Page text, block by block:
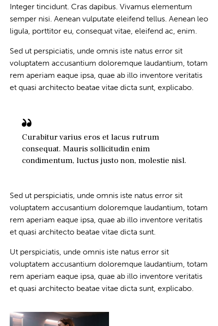
Integer tincidunt. Cras dapibus. Vivamus elementum
semper nisi. Aenean vulputate eleifend tellus. Aenean leo
ligula, porttitor eu, consequat vitae, eleifend ac, enim.
Sed ut perspiciatis, unde omnis iste natus error sit
voluptatem accusantium doloremque laudantium, totam
rem aperiam eaque ipsa, quae ab illo inventore veritatis
et quasi architecto beatae vitae dicta sunt, explicabo.
Curabitur varius eros et lacus rutrum
consequat. Mauris sollicitudin enim
condimentum, luctus justo non, molestie nisl.
Sed ut perspiciatis, unde omnis iste natus error sit
voluptatem accusantium doloremque laudantium, totam
rem aperiam eaque ipsa, quae ab illo inventore veritatis
et quasi architecto beatae vitae dicta sunt.
Ut perspiciatis, unde omnis iste natus error sit
voluptatem accusantium doloremque laudantium, totam
rem aperiam eaque ipsa, quae ab illo inventore veritatis
et quasi architecto beatae vitae dicta sunt, explicabo.